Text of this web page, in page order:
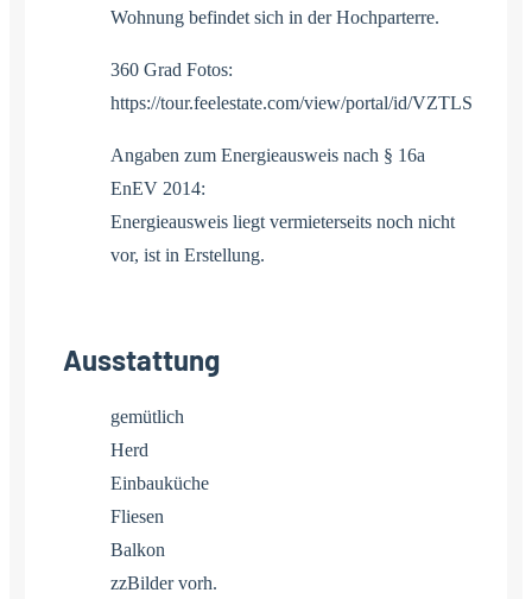
Wohnung befindet sich in der Hochparterre.
360 Grad Fotos:
https://tour.feelestate.com/view/portal/id/VZTLS
Angaben zum Energieausweis nach § 16a
EnEV 2014:
Energieausweis liegt vermieterseits noch nicht
vor, ist in Erstellung.
Ausstattung
gemütlich
Herd
Einbauküche
Fliesen
Balkon
zzBilder vorh.